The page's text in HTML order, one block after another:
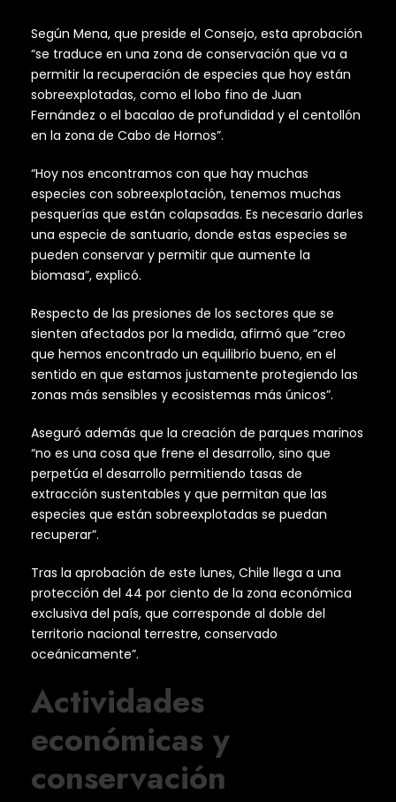
Según Mena, que preside el Consejo, esta aprobación
“se traduce en una zona de conservación que va a
permitir la recuperación de especies que hoy están
sobreexplotadas, como el lobo fino de Juan
Fernández o el bacalao de profundidad y el centollón
en la zona de Cabo de Hornos”.
“Hoy nos encontramos con que hay muchas
especies con sobreexplotación, tenemos muchas
pesquerías que están colapsadas. Es necesario darles
una especie de santuario, donde estas especies se
pueden conservar y permitir que aumente la
biomasa”, explicó.
Respecto de las presiones de los sectores que se
sienten afectados por la medida, afirmó que “creo
que hemos encontrado un equilibrio bueno, en el
sentido en que estamos justamente protegiendo las
zonas más sensibles y ecosistemas más únicos”.
Aseguró además que la creación de parques marinos
“no es una cosa que frene el desarrollo, sino que
perpetúa el desarrollo permitiendo tasas de
extracción sustentables y que permitan que las
especies que están sobreexplotadas se puedan
recuperar”.
Tras la aprobación de este lunes, Chile llega a una
protección del 44 por ciento de la zona económica
exclusiva del país, que corresponde al doble del
territorio nacional terrestre, conservado
oceánicamente”.
Actividades
económicas y
conservación